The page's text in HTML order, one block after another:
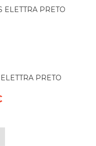
PRETO